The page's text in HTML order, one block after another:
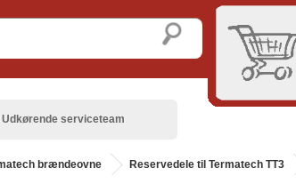
Udkørende serviceteam
brændeovne Reservedele til Termatech TT3